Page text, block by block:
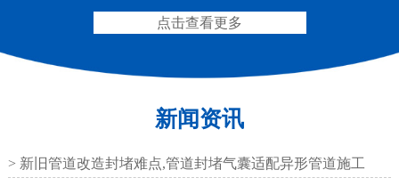
圆形四氟板橡胶支座
矩形四氟板滑动橡胶支
点击查看更多
新闻资讯
> 新旧管道改造封堵难点,管道封堵气囊适配异形管道施工